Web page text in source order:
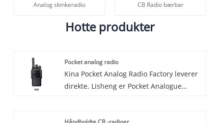
Analog skinkeradio CB Radio bærbar
Hotte produkter
Pocket analog radio
Kina Pocket Analog Radio Factory leverer
direkte. Lisheng er Pocket Analogue